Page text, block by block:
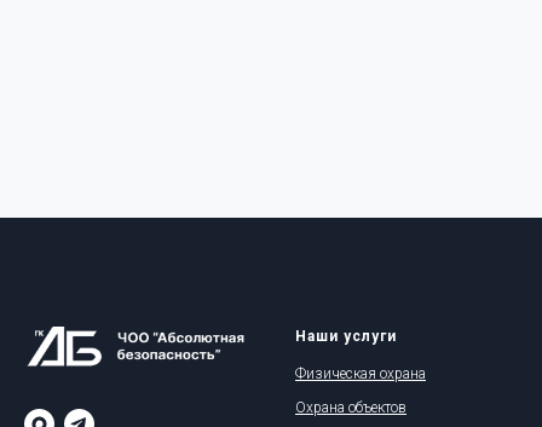
Наши услуги
Физическая охрана
Охрана объектов